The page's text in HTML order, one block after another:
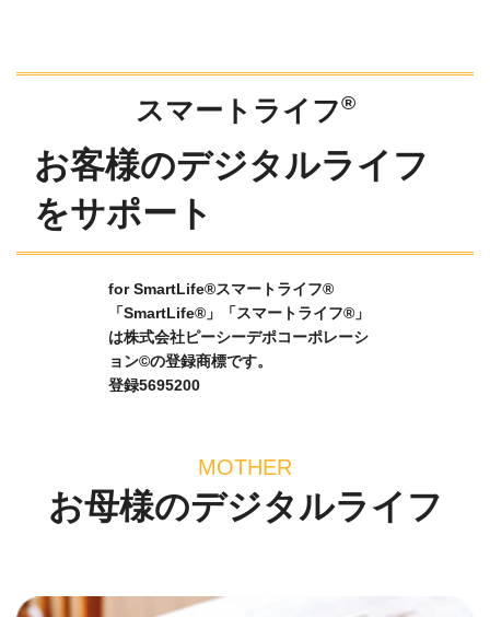
スマートライフ®
お客様のデジタルライフ
をサポート
for SmartLife®スマートライフ®
「SmartLife®」「スマートライフ®」
は株式会社ピーシーデポコーポレーシ
ョン©の登録商標です。
登録5695200
MOTHER
お母様のデジタルライフ